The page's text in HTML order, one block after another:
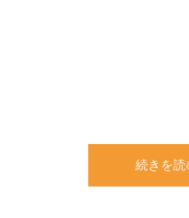
続きを読